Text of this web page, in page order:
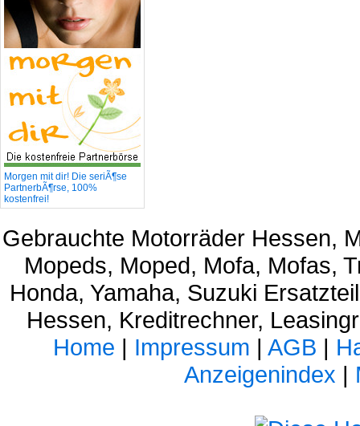
Morgen mit dir! Die seriÃ¶se
PartnerbÃ¶rse, 100%
kostenfrei!
Gebrauchte Motorräder Hessen,
Mopeds, Moped, Mofa, Mofas,
Honda, Yamaha, Suzuki
Hessen, Kreditrechner,
Home | Impressum | AGB |
Anzeigenindex |